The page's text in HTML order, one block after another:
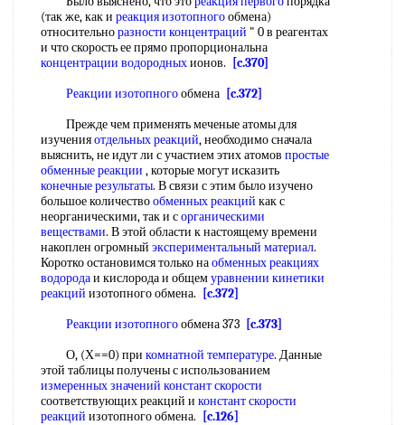
(так же, как и реакция изотопногообмена)
относительноразности концентраций " 0 в реагентах
и что скорость ее прямо пропорциональна
концентрации водородныхионов.
[c.370]
Реакции изотопногообмена [c.372]
Прежде чем применять меченые атомы для
изученияотдельных реакций, необходимо сначала
выяснить, не идут ли с участием этих атомов простые
обменные реакции , которые могут исказить
конечные результаты. В связи с этим было изучено
большое количествообменных реакций как с
неорганическими, так и сорганическими
веществами. В этой области к настоящему времени
накоплен огромный экспериментальный материал.
Коротко остановимся только наобменных реакциях
водородаи кислорода и общемуравнении кинетики
реакций изотопного обмена.
[c.372]
Реакции изотопногообмена 373 [c.373]
О, (Х==0) при комнатной температуре. Данные
этой таблицы получены с использованием
измеренных значений констант скорости
соответствующих реакций и констант скорости
реакций изотопного обмена.
[c.126]